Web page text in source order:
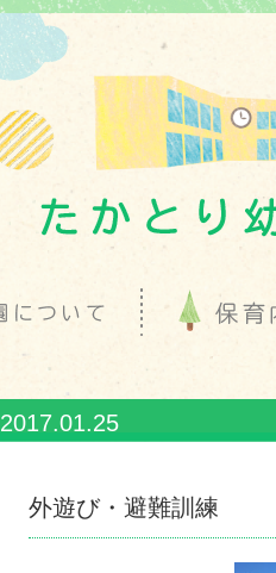
2017.01.25
外遊び・避難訓練